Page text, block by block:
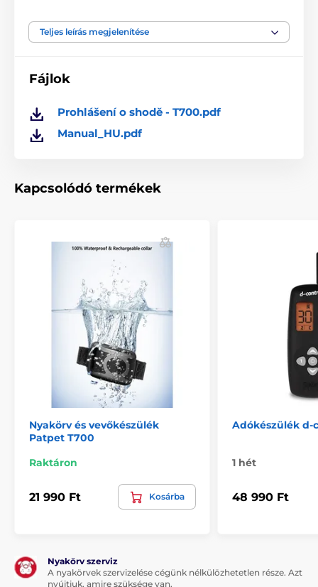
A termék a következő kategóriákba sorolt
Teljes leírás megjelenítése
Fájlok
Prohlášení o shodě - T700.pdf
Manual_HU.pdf
Kapcsolódó termékek
Nyakörv és vevőkészülék
Patpet T700
Raktáron
21 990 Ft Kosárba
Adókészülék d-
1 hét
48 990 Ft
Nyakörv szerviz
A nyakörvek szervizelése cégünk nélkülözhetetlen része. Azt
nyújtjuk, amire szüksége van.